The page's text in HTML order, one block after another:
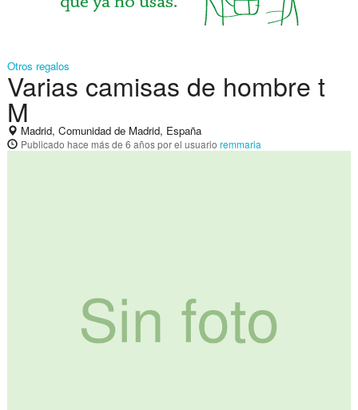
Otros regalos
Varias camisas de hombre t
M
Madrid, Comunidad de Madrid, España
Publicado hace más de 6 añospor el usuario remmaria